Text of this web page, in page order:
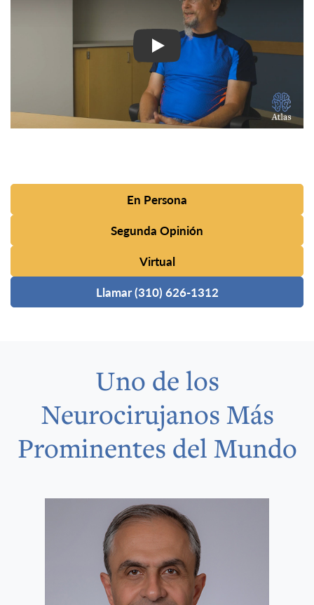
En Persona
Segunda Opinión
Virtual
Llamar (310) 626-1312
Uno de los
Neurocirujanos Más
Prominentes del Mundo